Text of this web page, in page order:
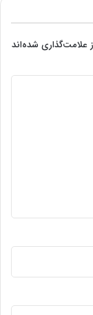
علامت‌گذاری شده‌اند